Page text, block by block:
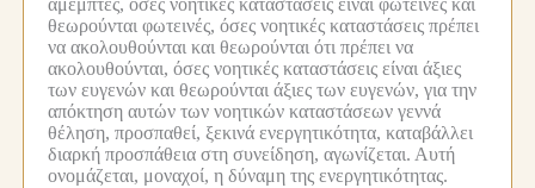
άμεμπτες, όσες νοητικές καταστάσεις είναι φωτεινές και
θεωρούνται φωτεινές, όσες νοητικές καταστάσεις πρέπει
να ακολουθούνται και θεωρούνται ότι πρέπει να
ακολουθούνται, όσες νοητικές καταστάσεις είναι άξιες
των ευγενών και θεωρούνται άξιες των ευγενών, για την
απόκτηση αυτών των νοητικών καταστάσεων γεννά
θέληση, προσπαθεί, ξεκινά ενεργητικότητα, καταβάλλει
διαρκή προσπάθεια στη συνείδηση, αγωνίζεται. Αυτή
ονομάζεται, μοναχοί, η δύναμη της ενεργητικότητας.